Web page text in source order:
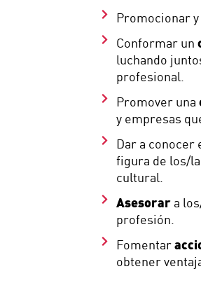
Promocionar y
Conformar un
luchando
profesional.
Promover una
y empresas
Dar a conocer
figura de los/
cultural.
Asesorara
profesión.
Fomentar
obtener